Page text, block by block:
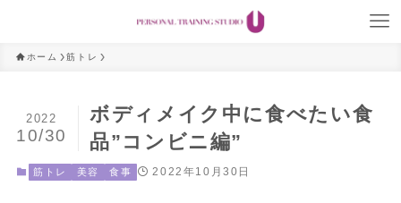
ホーム 筋トレ
ボディメイク中に食べたい食
品”コンビニ編”
2022
10/30
筋トレ 美容 食事 2022年10月30日